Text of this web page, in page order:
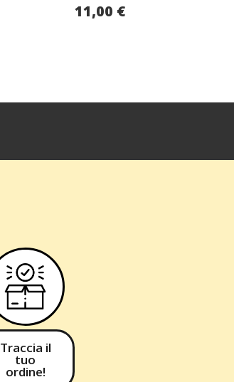
11,00 €
Traccia il
tuo
ordine!